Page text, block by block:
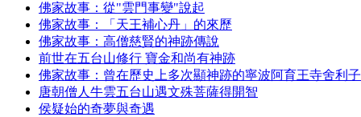
佛家故事：從"雲門事變"說起
佛家故事：「天王補心丹」的來歷
佛家故事：高僧慈賢的神跡傳說
前世在五台山修行 寶金和尚有神跡
佛家故事：曾在歷史上多次顯神跡的寧波阿育王寺舍利子
唐朝僧人牛雲五台山遇文殊菩薩得開智
侯疑始的奇夢與奇遇